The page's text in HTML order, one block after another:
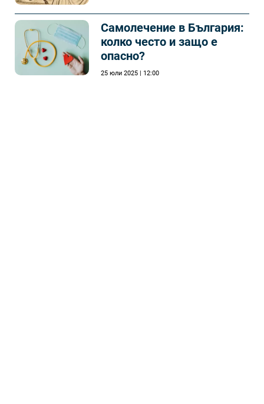
Самолечeние в България:
колко често и защо е
опасно?
25 юли 2025 | 12:00